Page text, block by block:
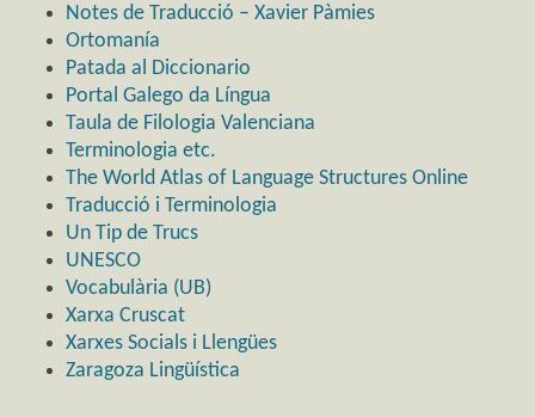
Notes de Traducció – Xavier Pàmies
Ortomanía
Patada al Diccionario
Portal Galego da Língua
Taula de Filologia Valenciana
Terminologia etc.
The World Atlas of Language Structures Online
Traducció i Terminologia
Un Tip de Trucs
UNESCO
Vocabulària (UB)
Xarxa Cruscat
Xarxes Socials i Llengües
Zaragoza Lingüística